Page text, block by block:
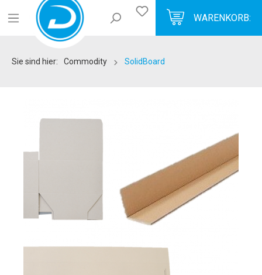
WARENKORB:
Sie sind hier: Commodity SolidBoard